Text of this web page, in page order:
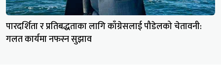
पारदर्शिता र प्रतिबद्धताका लागि काँग्रेसलाई पौडेलको चेतावनी:
गलत कार्यमा नफस्न सुझाव